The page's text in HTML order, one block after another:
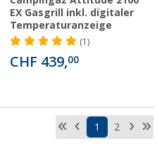
EX Gasgrill inkl. digitaler
Temperaturanzeige
(1)
CHF 439,00
1 2